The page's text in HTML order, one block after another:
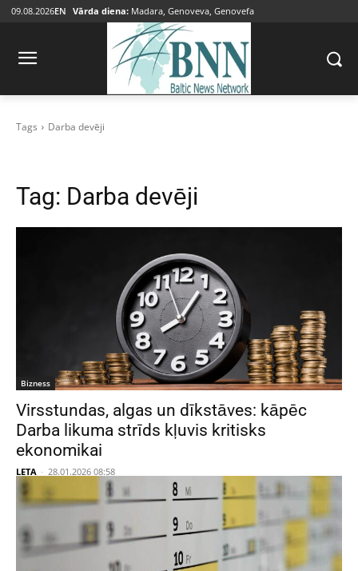
09.08.2026EN Vārda diena: Madara, Genoveva, Genovefa
Tags Darba devēji
Tag: Darba devēji
Bizness
Virsstundas, algas un dīkstāves: kāpēc
Darba likuma strīds kļuvis kritisks
ekonomikai
LETA - 28.01.2026 08:58